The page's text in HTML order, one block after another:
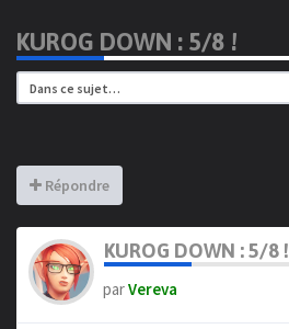
KUROG DOWN : 5/8 !
Répondre
KUROG DOWN : 5/8 !
parVereva